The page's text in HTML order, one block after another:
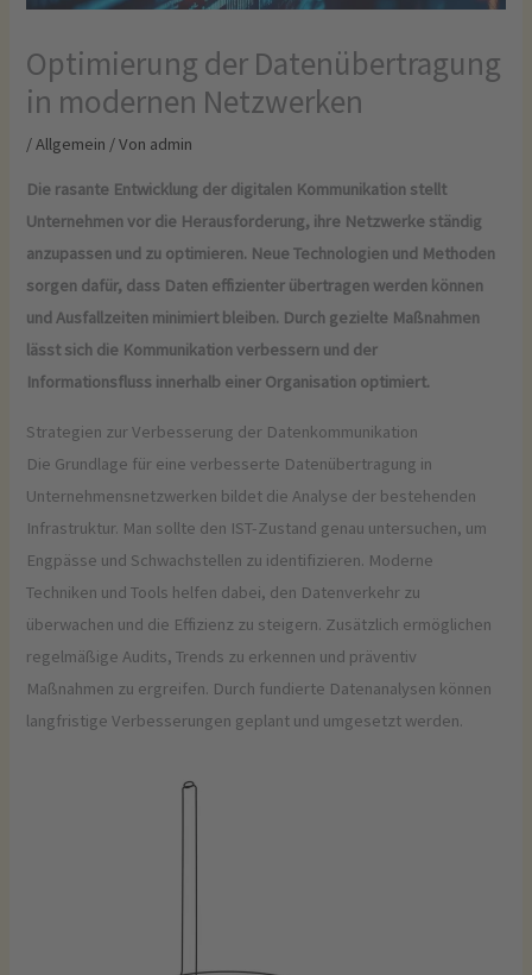
Optimierung der Datenübertragung
in modernen Netzwerken
/Allgemein / Von admin
Die rasante Entwicklung der digitalen Kommunikation stellt
Unternehmen vor die Herausforderung, ihre Netzwerke ständig
anzupassen und zu optimieren. Neue Technologien und Methoden
sorgen dafür, dass Daten effizienter übertragen werden können
und Ausfallzeiten minimiert bleiben. Durch gezielte Maßnahmen
lässt sich die Kommunikation verbessern und der
Informationsfluss innerhalb einer Organisation optimiert.
Strategien zur Verbesserung der Datenkommunikation
Die Grundlage für eine verbesserte Datenübertragung in
Unternehmensnetzwerken bildet die Analyse der bestehenden
Infrastruktur. Man sollte den IST-Zustand genau untersuchen, um
Engpässe und Schwachstellen zu identifizieren. Moderne
Techniken und Tools helfen dabei, den Datenverkehr zu
überwachen und die Effizienz zu steigern. Zusätzlich ermöglichen
regelmäßige Audits, Trends zu erkennen und präventiv
Maßnahmen zu ergreifen. Durch fundierte Datenanalysen können
langfristige Verbesserungen geplant und umgesetzt werden.